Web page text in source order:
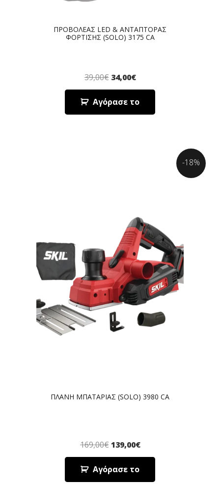
ΠΡΟΒΟΛΕΑΣ LED & ΑΝΤΑΠΤΟΡΑΣ
ΦΟΡΤΙΣΗΣ (SOLO) 3175 CA
39,00€ 34,00€
Αγόρασε το
ΠΛΑΝΗ ΜΠΑΤΑΡΙΑΣ (SOLO) 3980 CA
169,00€ 139,00€
Αγόρασε το
-18%